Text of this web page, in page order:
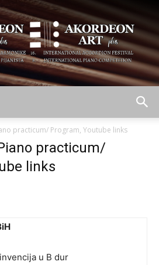
ART
practicum/ Program, Youtube links
practicum/
links
u B dur